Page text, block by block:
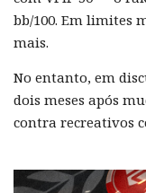
bb/100. Em limites
mais.
No entanto, em
dois meses após
contra recreativos